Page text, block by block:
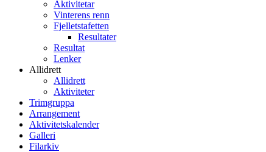
Aktivitetar
Vinterens renn
Fjelletstafetten
Resultater
Resultat
Lenker
Allidrett
Allidrett
Aktiviteter
Trimgruppa
Arrangement
Aktivitetskalender
Galleri
Filarkiv